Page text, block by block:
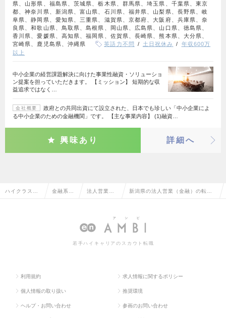
県、山形県、福島県、茨城県、栃木県、群馬県、埼玉県、千葉県、東京
都、神奈川県、新潟県、富山県、石川県、福井県、山梨県、長野県、岐
阜県、静岡県、愛知県、三重県、滋賀県、京都府、大阪府、兵庫県、奈
良県、和歌山県、鳥取県、島根県、岡山県、広島県、山口県、徳島県、
香川県、愛媛県、高知県、福岡県、佐賀県、長崎県、熊本県、大分県、
宮崎県、鹿児島県、沖縄県
英語力不問 土日祝休み
年収600万
以上
中小企業の経営課題解決に向けた事業性融資・ソリューショ
ン提案を担っていただきます。 【ミッション】 短期的な収
益追求ではなく…
会社概要
政府との共同出資にて設立された、日本でも珍しい「中小企業によ
る中小企業のための金融機関」です。 【主な事業内容】 (1)融資…
興味あり 詳細へ
ハイクラス求 金融系専 法人営業 新潟県の法人営業（金融）の転
若手ハイキャリアのスカウト転職
利用規約 求人情報に関するポリシー
個人情報の取り扱い 推奨環境
ヘルプ・お問い合わせ 参画のお問い合わせ